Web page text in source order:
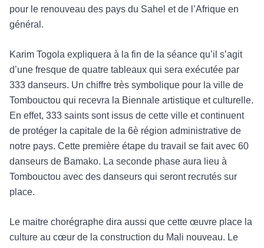
pour le renouveau des pays du Sahel et de l’Afrique en
général.
Karim Togola expliquera à la fin de la séance qu’il s’agit
d’une fresque de quatre tableaux qui sera exécutée par
333 danseurs. Un chiffre très symbolique pour la ville de
Tombouctou qui recevra la Biennale artistique et culturelle.
En effet, 333 saints sont issus de cette ville et continuent
de protéger la capitale de la 6è région administrative de
notre pays. Cette première étape du travail se fait avec 60
danseurs de Bamako. La seconde phase aura lieu à
Tombouctou avec des danseurs qui seront recrutés sur
place.
Le maitre chorégraphe dira aussi que cette œuvre place la
culture au cœur de la construction du Mali nouveau. Le